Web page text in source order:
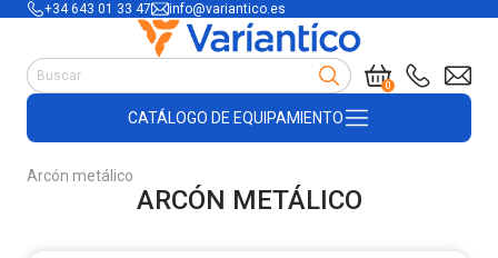
+34 643 01 33 47 info@variantico.es
0
CATÁLOGO DE EQUIPAMIENTO
Accesorios para carretillas
Útiles de almacén
Productos de plástico y madera
Encofrado
Arcón metálico
ARCÓN METÁLICO